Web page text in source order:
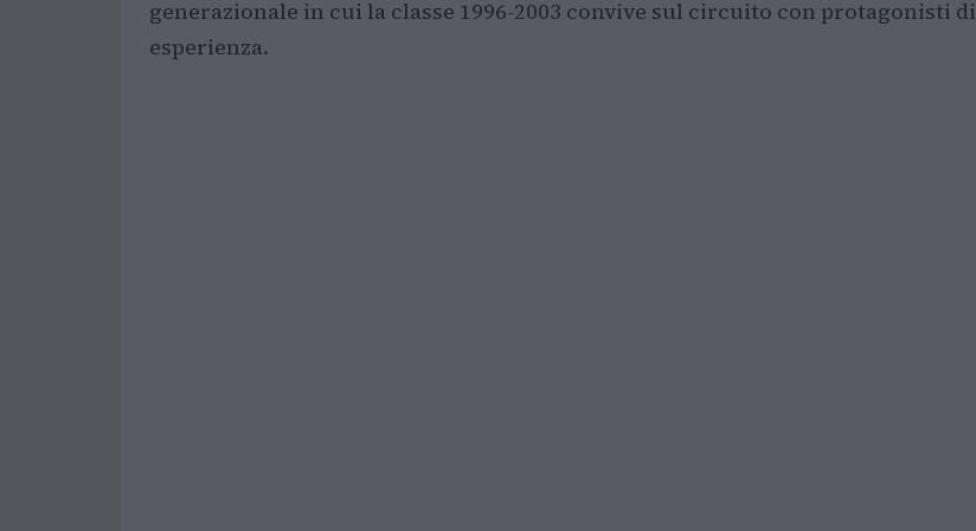
generazionale in cui la classe 1996-2003 convive sul circuito con protagonisti di
esperienza.